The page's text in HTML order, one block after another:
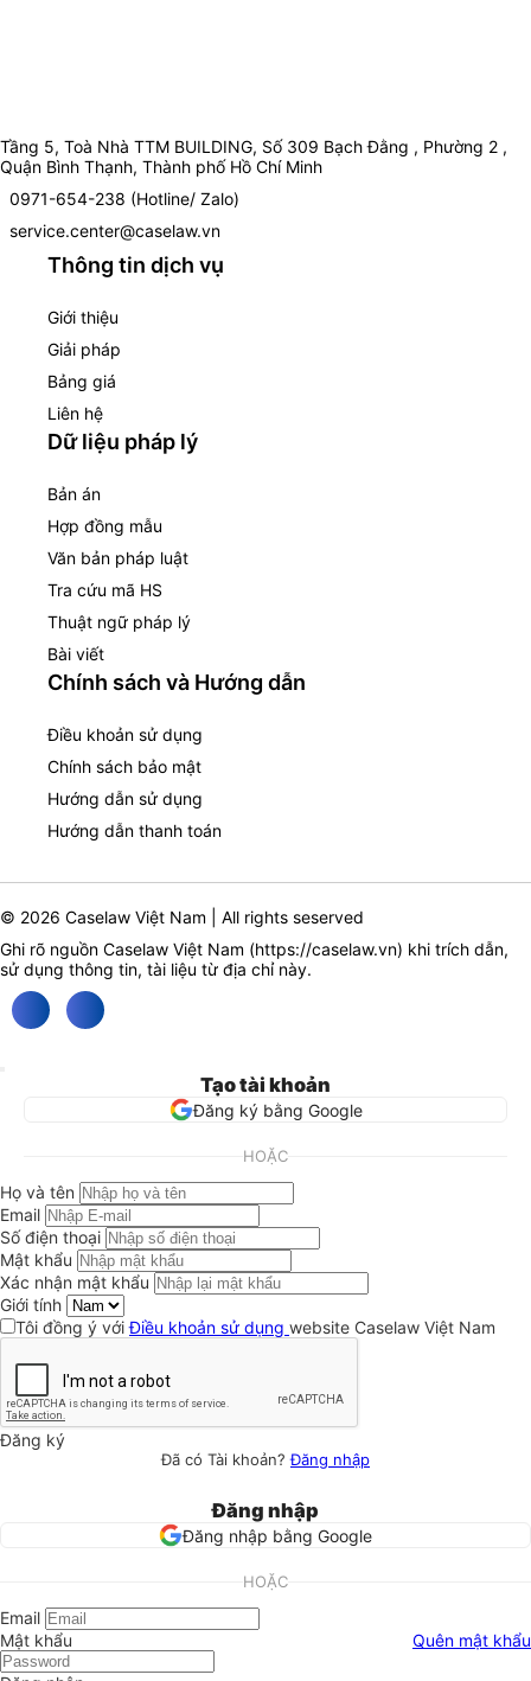
Tầng 5, Toà Nhà TTM BUILDING, Số 309 Bạch Đằng , Phường 2 ,
Quận Bình Thạnh, Thành phố Hồ Chí Minh
0971-654-238 (Hotline/ Zalo)
service.center@caselaw.vn
Thông tin dịch vụ
Giới thiệu
Giải pháp
Bảng giá
Liên hệ
Dữ liệu pháp lý
Bản án
Hợp đồng mẫu
Văn bản pháp luật
Tra cứu mã HS
Thuật ngữ pháp lý
Bài viết
Chính sách và Hướng dẫn
Điều khoản sử dụng
Chính sách bảo mật
Hướng dẫn sử dụng
Hướng dẫn thanh toán
© 2026 Caselaw Việt Nam | All rights seserved
Ghi rõ nguồn Caselaw Việt Nam (https://caselaw.vn) khi trích dẫn,
sử dụng thông tin, tài liệu từ địa chỉ này.
Tạo tài khoản
Đăng ký bằng Google
HOẶC
Họ và tên
Email
Số điện thoại
Mật khẩu
Xác nhận mật khẩu
Giới tính
Tôi đồng ý vớiĐiều khoản sử dụng website Caselaw Việt Nam
Đăng ký
Đã có Tài khoản?Đăng nhập
Đăng nhập
Đăng nhập bằng Google
HOẶC
Email
Mật khẩu
Quên mật khẩu